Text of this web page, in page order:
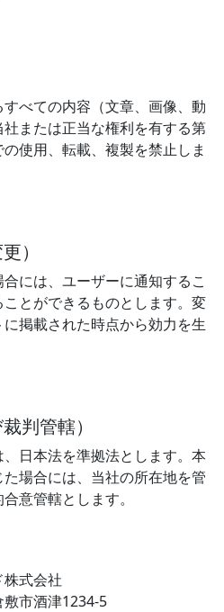
べての内容（文章、画像、動
または正当な権利を有する第
使用、転載、複製を禁止しま
）
には、ユーザーに通知するこ
とができるものとします。変
掲載された時点から効力を生
判管轄）
日本法を準拠法とします。本
場合には、当社の所在地を管
意管轄とします。
式会社
市酒津1234-5